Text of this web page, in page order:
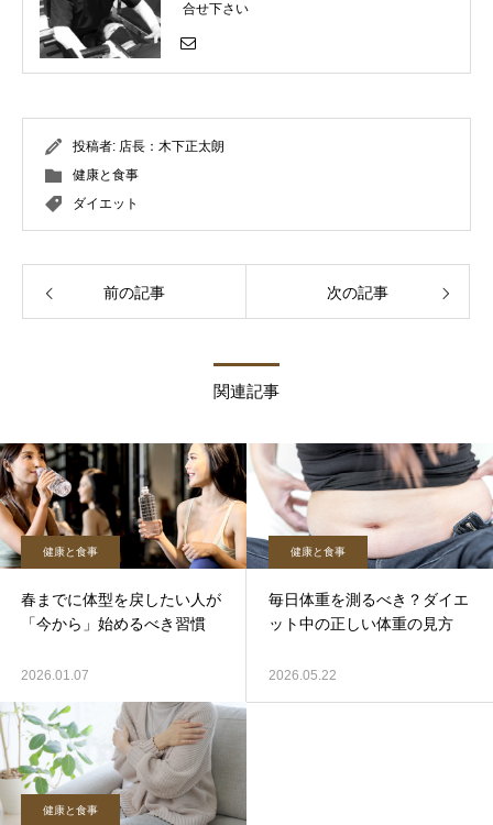
合せ下さい
投稿者: 店長：木下正太朗
健康と食事
ダイエット
前の記事 次の記事
関連記事
健康と食事
春までに体型を戻したい人が
「今から」始めるべき習慣
2026.01.07
健康と食事
毎日体重を測るべき？ダイエ
ット中の正しい体重の見方
2026.05.22
健康と食事